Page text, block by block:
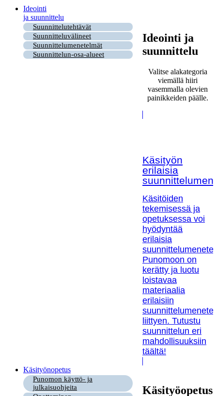
Ideointi
ja suunnittelu
Suunnittelutehtävät
Suunnitteluvälineet
Suunnittelumenetelmät
Suunnittelun-osa-alueet
Ideointi ja
suunnittelu
Valitse alakategoria
viemällä hiiri
vasemmalla olevien
painikkeiden päälle.
Käsityön
erilaisia
Käsitöiden
tekemisessä ja
opetuksessa voi
hyödyntää
erilaisia
Punomoon on
kerätty ja luotu
loistavaa
materiaalia
erilaisiin
liittyen. Tutustu
suunnittelun eri
mahdollisuuksiin
täältä!
Käsityönopetus
Punomon käyttö- ja
julkaisuohjeita
Käsityöopetus